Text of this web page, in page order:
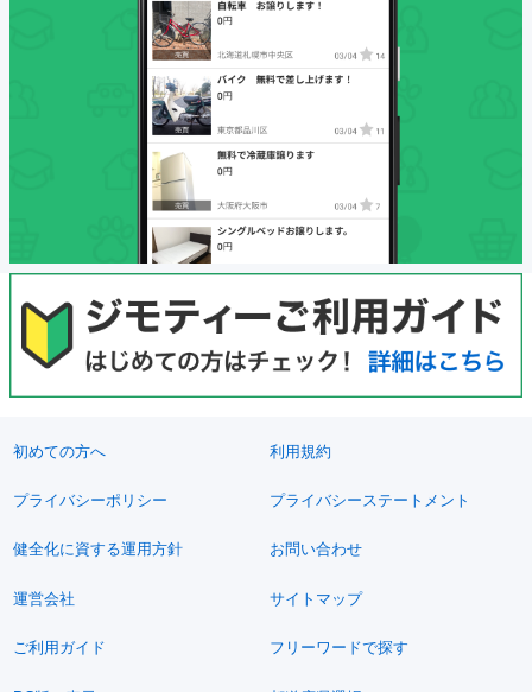
初めての方へ 利用規約
プライバシーポリシー プライバシーステートメント
健全化に資する運用方針 お問い合わせ
運営会社 サイトマップ
ご利用ガイド フリーワードで探す